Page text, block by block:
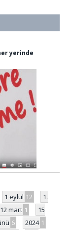
yerinde
1 eylül 12
1.
12 mart 1
15
6 2024 1